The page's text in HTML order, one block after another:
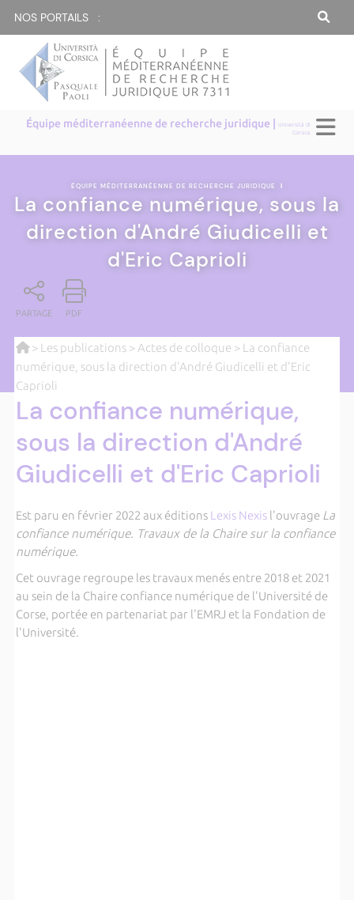
NOS PORTAILS :
Équipe méditerranéenne de recherche juridique |Università di
Corsica
ÉQUIPE MÉDITERRANÉENNE DE RECHERCHE JURIDIQUE |
La confiance numérique, sous la
direction d'André Giudicelli et
d'Eric Caprioli
PARTAGE PDF
> Les publications> Actes de colloque > La confiance
numérique, sous la direction d'André Giudicelli et d'Eric
Caprioli
La confiance numérique,
sous la direction d'André
Giudicelli et d'Eric Caprioli
Est paru en février 2022 aux éditions Lexis Nexis l'ouvrage La
confiance numérique. Travaux de la Chaire sur la confiance
numérique.
Cet ouvrage regroupe les travaux menés entre 2018 et 2021
au sein de la Chaire confiance numérique de l'Université de
Corse, portée en partenariat par l'EMRJ et la Fondation de
l'Université.